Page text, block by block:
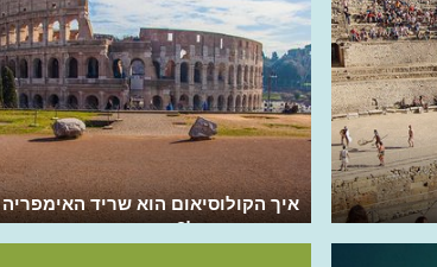
איך הקולוסיאום הוא שריד האימפריה
הרומית הגדול?